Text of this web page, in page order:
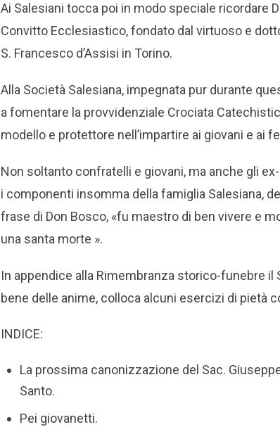
Ai Salesiani tocca poi in modo speciale ricordare
Convitto Ecclesiastico, fondato dal virtuoso e
S. Francesco d’Assisi in Torino.
Alla Società Salesiana, impegnata pur durante
a fomentare la provvidenziale Crociata
modello e protettore nell’impartire ai giovani e ai
Non soltanto confratelli e giovani, ma anche gli
i componenti insomma della famiglia Salesiana,
frase di Don Bosco, «fu maestro di ben vivere e
una santa morte ».
In appendice alla Rimembranza storico-funebre il
bene delle anime, colloca alcuni esercizi di pietà
INDICE:
La prossima canonizzazione del Sac.
Santo.
Pei giovanetti.